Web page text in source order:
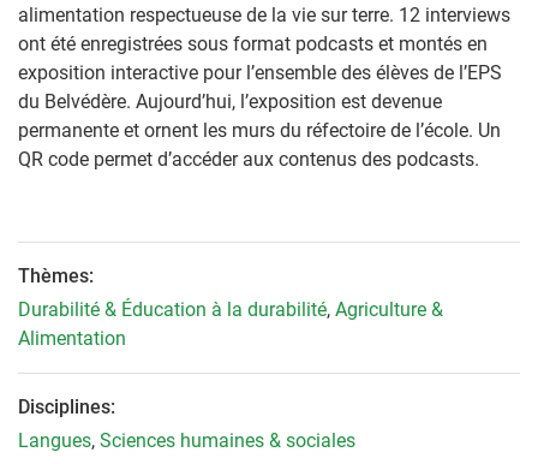
alimentation respectueuse de la vie sur terre. 12 interviews
ont été enregistrées sous format podcasts et montés en
exposition interactive pour l’ensemble des élèves de l’EPS
du Belvédère. Aujourd’hui, l’exposition est devenue
permanente et ornent les murs du réfectoire de l’école. Un
QR code permet d’accéder aux contenus des podcasts.
Thèmes:
Durabilité & Éducation à la durabilité, Agriculture &
Alimentation
Disciplines:
Langues, Sciences humaines & sociales